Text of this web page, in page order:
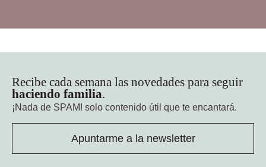
Recibe cada semana las novedades para seguir
haciendo familia.
¡Nada de SPAM! solo contenido útil que te encantará.
Apuntarme a la newsletter